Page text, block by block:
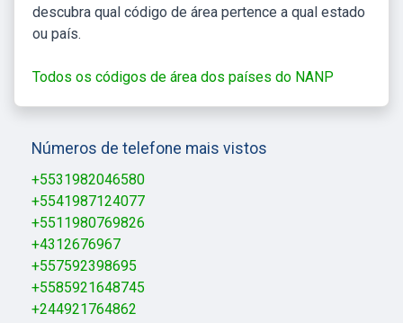
descubra qual código de área pertence a qual estado
ou país.
Todos os códigos de área dos países do NANP
Números de telefone mais vistos
+5531982046580
+5541987124077
+5511980769826
+4312676967
+557592398695
+5585921648745
+244921764862